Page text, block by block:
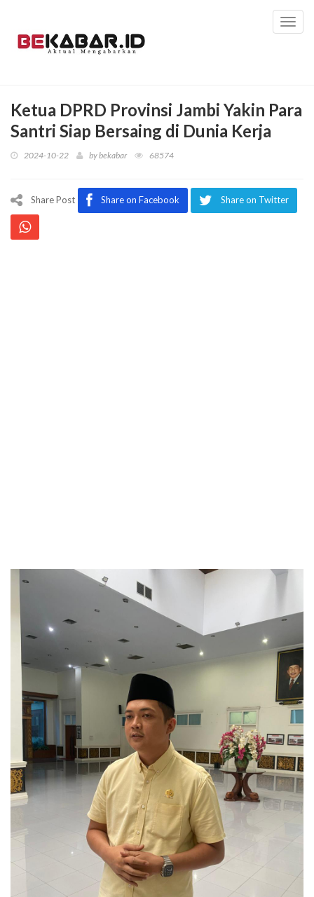
Ketua DPRD Provinsi Jambi Yakin Para
Santri Siap Bersaing di Dunia Kerja
2024-10-22 bybekabar 68574
Share Post Share on Facebook Share on Twitter